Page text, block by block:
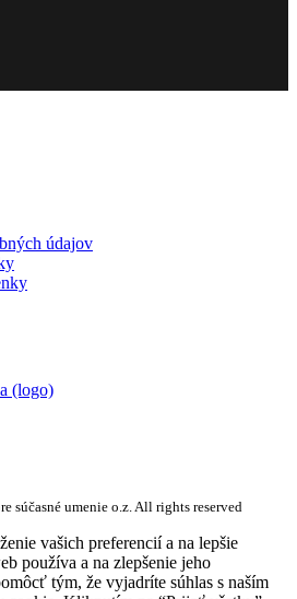
údajov
súčasné umenie o.z. All rights reserved
vašich preferencií a na lepšie
používa a na zlepšenie jeho
tým, že vyjadríte súhlas s naším